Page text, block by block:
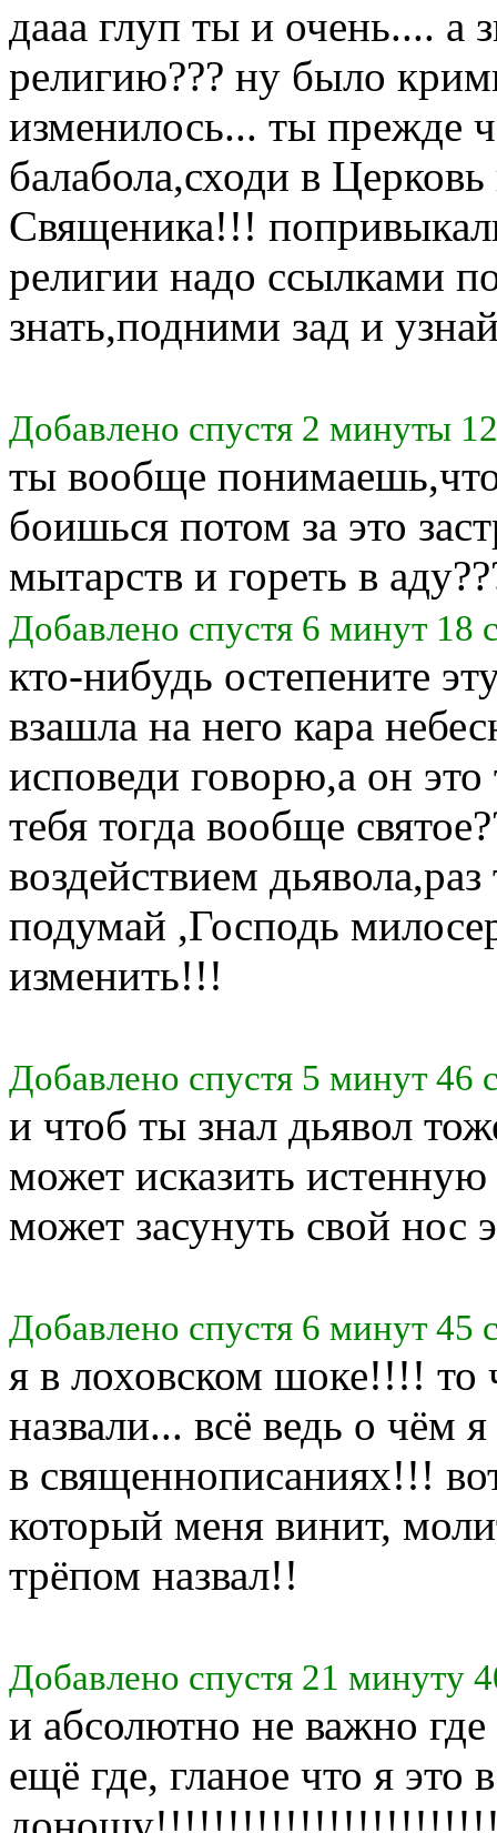
дааа глуп ты и очень.... а
религию??? ну было
изменилось... ты прежде
балабола,сходи в
Священика!!!
религии надо ссылками
знать,подними зад и
Добавлено спустя 2 минуты
ты вообще
боишься потом за это
мытарств и гореть в
Добавлено спустя 6 минут 18
кто-нибудь остепените
взашла на него кара
исповеди говорю,а он
тебя тогда вообще
воздействием
подумай ,Господь
изменить!!!
Добавлено спустя 5 минут 46
и чтоб ты знал дьявол
может исказить
может засунуть свой нос
Добавлено спустя 6 минут 45
я в лоховском шоке!!!! то
назвали... всё ведь о чём
в священнописаниях!!!
который меня винит,
трёпом назвал!!
Добавлено спустя 21 минуту
и абсолютно не важно
ещё где, гланое что я это